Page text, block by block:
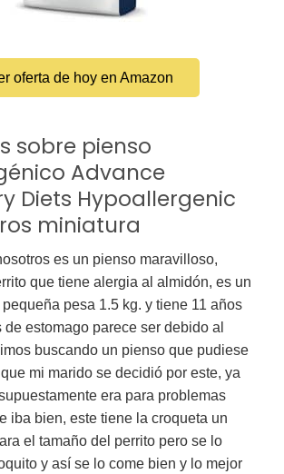
oferta de hoy en Amazon
sobre pienso
Advance
Diets Hypoallergenic
miniatura
nosotros es un pienso maravilloso,
que tiene alergia al almidón, es un
pesa 1.5 kg. y tiene 11 años
estomago parece ser debido al
buscando un pienso que pudiese
mi marido se decidió por este, ya
era para problemas
iba bien, este tiene la croqueta un
el tamaño del perrito pero se lo
y así se lo come bien y lo mejor